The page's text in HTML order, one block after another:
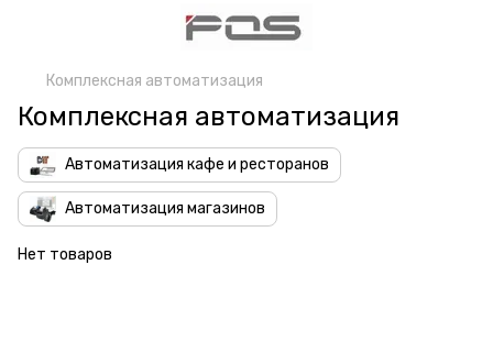
Комплексная автоматизация
Комплексная автоматизация
Автоматизация кафе и ресторанов
Автоматизация магазинов
Нет товаров